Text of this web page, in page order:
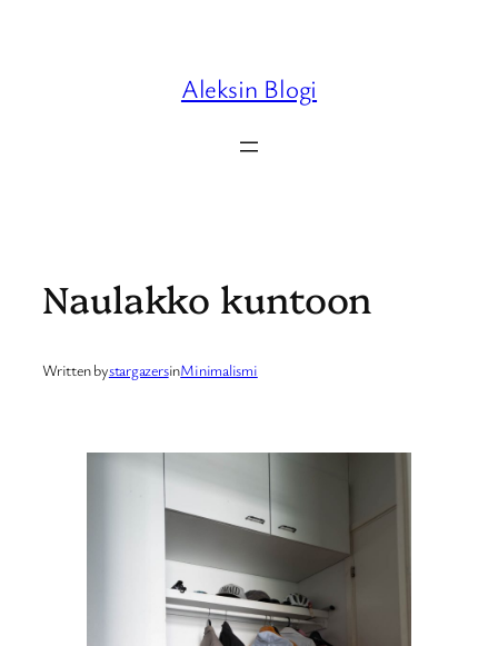
Aleksin Blogi
Naulakko kuntoon
Written bystargazersinMinimalismi